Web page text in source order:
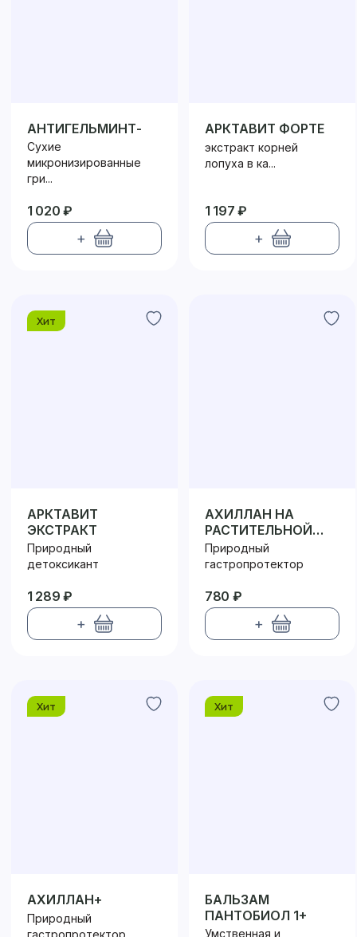
АНТИГЕЛЬМИНТ-
БИО
Сухие
микронизированные
гри...
1 020 ₽
+
АРКТАВИТ ФОРТЕ
экстракт корней
лопуха в ка...
1 197 ₽
+
Хит
АРКТАВИТ
ЭКСТРАКТ
Природный
детоксикант
1 289 ₽
+
АХИЛЛАН НА
РАСТИТЕЛЬНОЙ
КЛЕТЧАТКЕ
Природный
гастропротектор
780 ₽
+
Хит
АХИЛЛАН+
Природный
гастропротектор
Хит
БАЛЬЗАМ
ПАНТОБИОЛ 1+
Умственная и